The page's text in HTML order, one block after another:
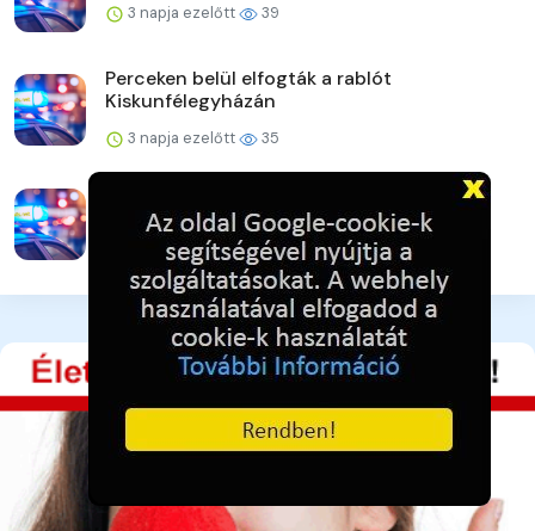
3 napja ezelőtt 39
Perceken belül elfogták a rablót
Kiskunfélegyházán
3 napja ezelőtt 35
3 napja ezelőtt 38